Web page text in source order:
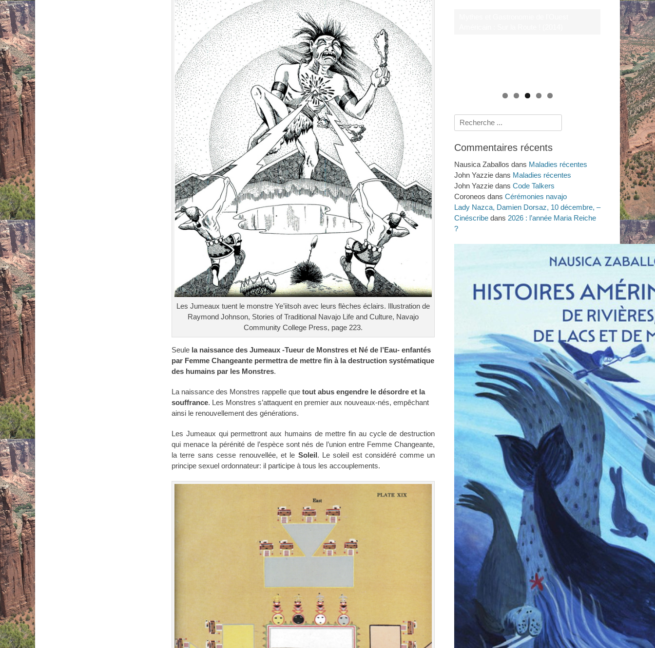
Les Jumeaux tuent le monstre Ye’iitsoh avec leurs flèches éclairs. Illustration de
Raymond Johnson, Stories of Traditional Navajo Life and Culture, Navajo
Community College Press, page 223.
Seule la naissance des Jumeaux -Tueur de Monstres et Né de l’Eau- enfantés
par Femme Changeante permettra de mettre fin à la destruction systématique
des humains par les Monstres.
La naissance des Monstres rappelle que tout abus engendre le désordre et la
souffrance. Les Monstres s’attaquent en premier aux nouveaux-nés, empêchant
ainsi le renouvellement des générations.
Les Jumeaux quipermettront aux humains de mettre fin au cycle de destruction
qui menace la pérénité de l’espèce sont nés de l’union entre Femme Changeante,
la terre sans cesse renouvellée, et le Soleil. Le soleil est considéré comme un
principe sexuel ordonnateur: il participe à tous les accouplements.
Rechercher :
Commentaires récents
Nausica Zaballos dans Maladies récentes
John Yazzie dans Maladies récentes
John Yazzie dans Code Talkers
Coroneos dans Cérémonies navajo
Lady Nazca, Damien Dorsaz, 10 décembre, –
Cinéscribe dans 2026 : l’année Maria Reiche
?